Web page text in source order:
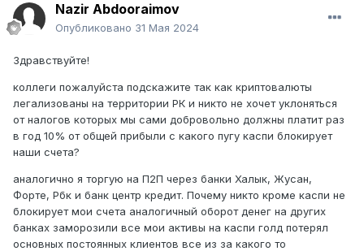
Nazir Abdooraimov
Опубликовано 31 Мая 2024
Здравствуйте!
коллеги пожалуйста подскажите так как криптовалюты
легализованы на территории РК и никто не хочет уклоняться
от налогов которых мы сами добровольно должны платит раз
в год 10% от общей прибыли с какого пугу каспи блокирует
наши счета?
аналогично я торгую на П2П через банки Халык, Жусан,
Форте, Рбк и банк центр кредит. Почему никто кроме каспи не
блокирует мои счета аналогичный оборот денег на других
банках заморозили все мои активы на каспи голд потерял
основных постоянных клиентов все из за какого то